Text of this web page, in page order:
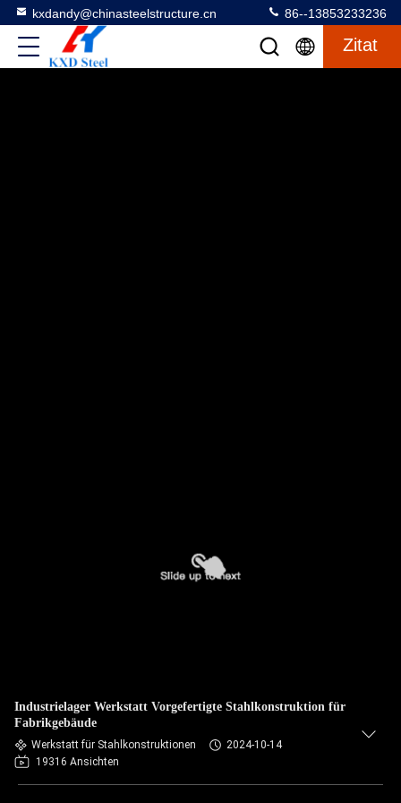
kxdandy@chinasteelstructure.cn 86--13853233236
Zitat
Industrielager Werkstatt Vorgefertigte Stahlkonstruktion für
Fabrikgebäude
Werkstatt für Stahlkonstruktionen
2024-10-14
19316 Ansichten